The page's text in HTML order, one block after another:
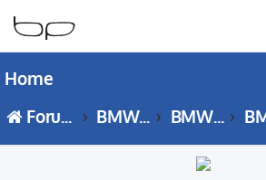
Home
Forumoverzicht
BMW 3 Serie BMW 3 Serie - E36 forum